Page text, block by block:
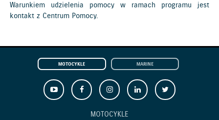
Warunkiem udzielenia pomocy w ramach programu jest
kontakt z Centrum Pomocy.
MOTOCYKLE MARINE
MOTOCYKLE